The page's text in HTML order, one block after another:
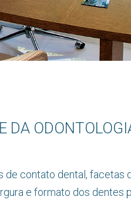
DA
contato dental, facetas
e formato dos dentes